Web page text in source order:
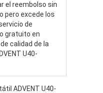
el reembolso sin
pero excede los
de
gratuito en
calidad de la
U40-
ADVENT U40-